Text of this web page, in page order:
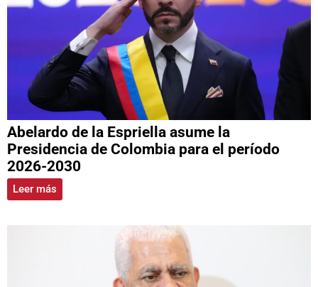
Abelardo de la Espriella asume la
Presidencia de Colombia para el período
2026-2030
Leer más